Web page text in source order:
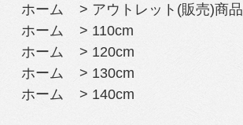
ホーム > アウトレット(販売)商品
ホーム
> 110cm
ホーム
> 120cm
ホーム
> 130cm
ホーム
> 140cm